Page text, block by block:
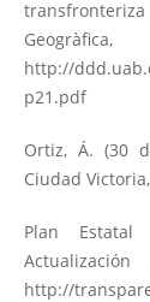
transfronteriza
http://
p21.pdf
Ortiz, Á. (30
Ciudad
Plan Estatal
http://